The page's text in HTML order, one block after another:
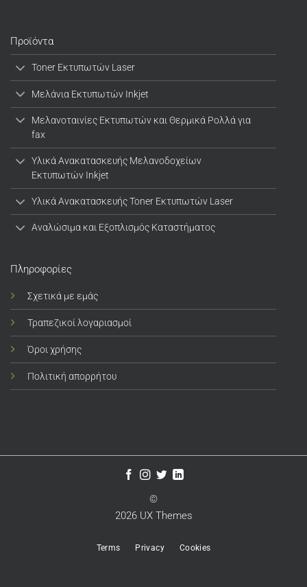
Προϊόντα
Toner Εκτυπωτών Laser
Μελάνια Εκτυπωτών Inkjet
Μελανοταινίες Εκτυπωτών και Θερμικά Ρολλά για
fax
Υλικά Ανακατασκευής Μελανοδοχείων
Εκτυπωτών Inkjet
Υλικά Ανακατασκευής Toner Εκτυπωτών Laser
Αναλώσιμα και Εξοπλισμός Καταστήματος
Πληροφορίες
Σχετικά με εμάς
Τραπεζικοί λογαριασμοί
Όροι χρήσης
Πολιτική απορρήτου
©
2026 UX Themes
Terms Privacy Cookies